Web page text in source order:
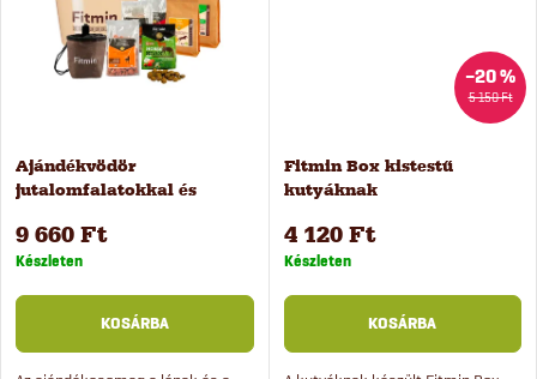
s
e
a
Ajándékvödör
jutalomfalatokkal és
lovak számára
9 660 Ft
Készleten
KOSÁRBA
5 150 Ft
–20 %
Fitmin Box kistestű
kutyáknak
4 120 Ft
Készleten
KOSÁRBA